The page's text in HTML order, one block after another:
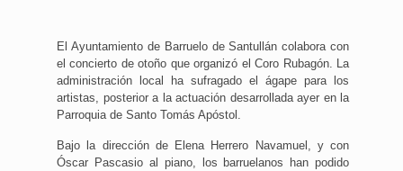
El Ayuntamiento de Barruelo de Santullán colabora con
el concierto de otoño que organizó el Coro Rubagón. La
administración local ha sufragado el ágape para los
artistas, posterior a la actuación desarrollada ayer en la
Parroquia de Santo Tomás Apóstol.
Bajo la dirección de Elena Herrero Navamuel, y con
Óscar Pascasio al piano, los barruelanos han podido